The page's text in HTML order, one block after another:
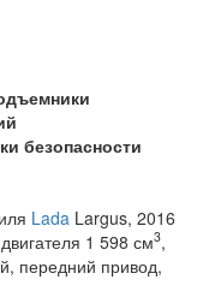
безопасности
Lada Largus, 2016
1 598 см3,
передний привод,